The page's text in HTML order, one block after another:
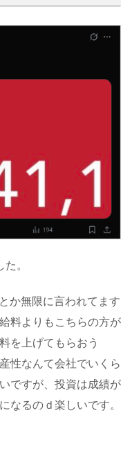
。
か無限に言われてます
料よりもこちらの方が
を上げてもらおう
性なんて会社でいくら
ですが、投資は成績が
なるのｄ楽しいです。